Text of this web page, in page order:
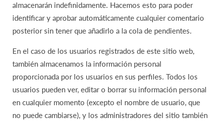
almacenarán indefinidamente. Hacemos esto para poder
identificar y aprobar automáticamente cualquier comentario
posterior sin tener que añadirlo a la cola de pendientes.
En el caso de los usuarios registrados de este sitio web,
también almacenamos la información personal
proporcionada por los usuarios en sus perfiles. Todos los
usuarios pueden ver, editar o borrar su información personal
en cualquier momento (excepto el nombre de usuario, que
no puede cambiarse), y los administradores del sitio también